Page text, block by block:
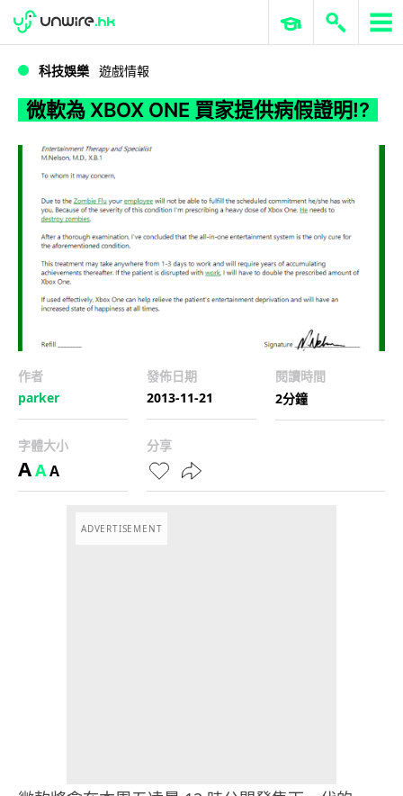
微軟為 XBOX ONE 買家提供病假證明!?
WWDC 2026 ERP 與商業 AI
科技娛樂 遊戲情報
微軟為 XBOX ONE 買家提供病假證明!?
作者
parker
發佈日期
2013-11-21
閱讀時間
2分鐘
字體大小
AAA
分享
ADVERTISEMENT